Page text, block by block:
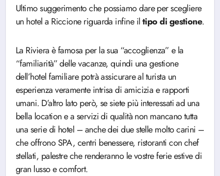
Ultimo suggerimento che possiamo dare per scegliere
un hotel a Riccione riguarda infine iltipo di gestione.
La Riviera è famosa per la sua “accoglienza” e la
“familiarità” delle vacanze, quindi una gestione
dell’hotel familiare potrà assicurare al turista un
esperienza veramente intrisa di amicizia e rapporti
umani. D’altro lato però, se siete più interessati ad una
bella location e a servizi di qualità non mancano tutta
una serie di hotel – anche dei due stelle molto carini –
che offrono SPA, centri benessere, ristoranti con chef
stellati, palestre che renderanno le vostre ferie estive di
gran lusso e comfort.